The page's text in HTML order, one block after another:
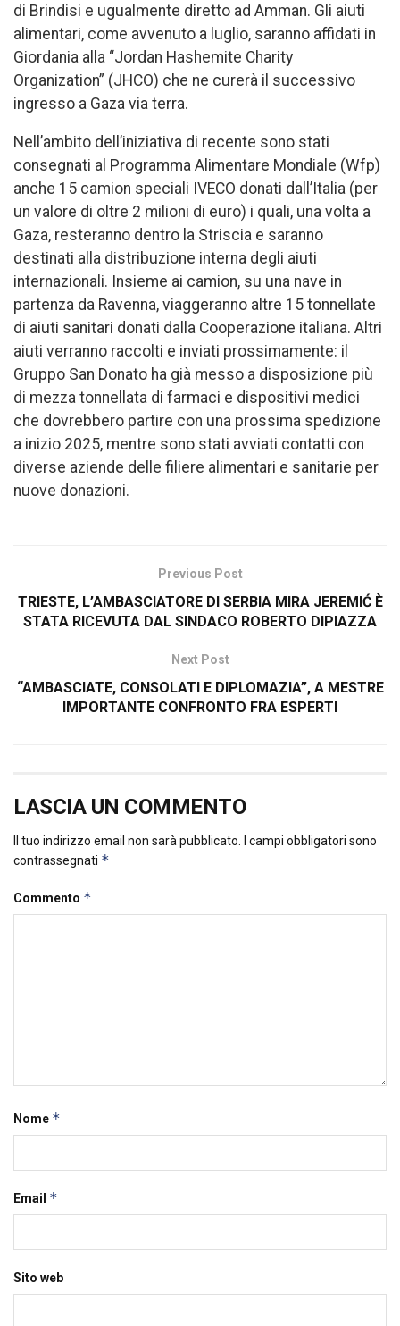
di Brindisi e ugualmente diretto ad Amman. Gli aiuti
alimentari, come avvenuto a luglio, saranno affidati in
Giordania alla “Jordan Hashemite Charity
Organization” (JHCO) che ne curerà il successivo
ingresso a Gaza via terra.
Nell’ambito dell’iniziativa di recente sono stati
consegnati al Programma Alimentare Mondiale (Wfp)
anche 15 camion speciali IVECO donati dall’Italia (per
un valore di oltre 2 milioni di euro) i quali, una volta a
Gaza, resteranno dentro la Striscia e saranno
destinati alla distribuzione interna degli aiuti
internazionali. Insieme ai camion, su una nave in
partenza da Ravenna, viaggeranno altre 15 tonnellate
di aiuti sanitari donati dalla Cooperazione italiana. Altri
aiuti verranno raccolti e inviati prossimamente: il
Gruppo San Donato ha già messo a disposizione più
di mezza tonnellata di farmaci e dispositivi medici
che dovrebbero partire con una prossima spedizione
a inizio 2025, mentre sono stati avviati contatti con
diverse aziende delle filiere alimentari e sanitarie per
nuove donazioni.
Previous Post
TRIESTE, L’AMBASCIATORE DI SERBIA MIRA JEREMIĆ È
STATA RICEVUTA DAL SINDACO ROBERTO DIPIAZZA
Next Post
“AMBASCIATE, CONSOLATI E DIPLOMAZIA”, A MESTRE
IMPORTANTE CONFRONTO FRA ESPERTI
LASCIA UN COMMENTO
Il tuo indirizzo email non sarà pubblicato.
I campi obbligatori sono
contrassegnati *
Commento *
Nome *
Email *
Sito web